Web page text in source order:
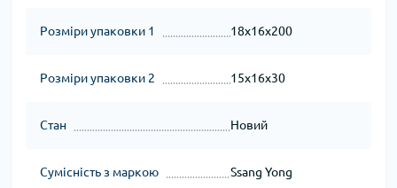
Розміри упаковки 1 18x16x200
Розміри упаковки 2 15x16x30
Стан Новий
Сумісність з маркою Ssang Yong